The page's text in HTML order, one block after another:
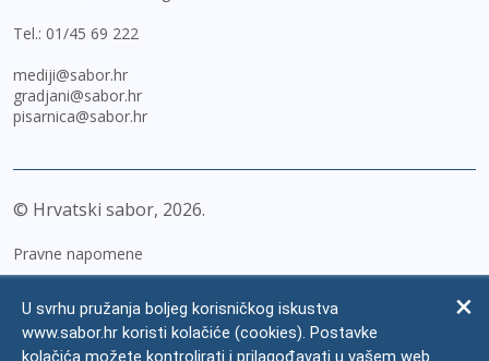
Tel.: 01/45 69 222
mediji@sabor.hr
gradjani@sabor.hr
pisarnica@sabor.hr
© Hrvatski sabor, 2026
Pravne napomene
Zaštita osobnih podataka
U svrhu pružanja boljeg korisničkog iskustva
www.sabor.hr koristi kolačiće (cookies). Postavke
kolačića možete kontrolirati i prilagođavati u vašem web